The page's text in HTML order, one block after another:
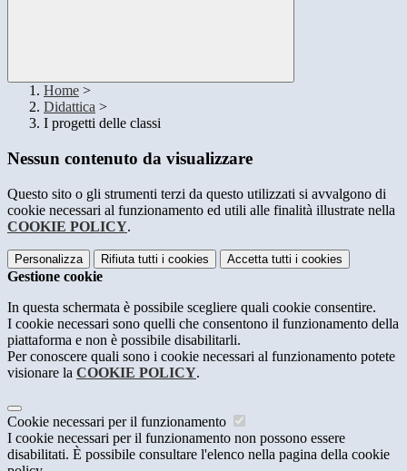
Home >
Didattica >
I progetti delle classi
Nessun contenuto da visualizzare
Questo sito o gli strumenti terzi da questo utilizzati si avvalgono di
cookie necessari al funzionamento ed utili alle finalità illustrate nella
COOKIE POLICY.
Personalizza Rifiuta tutti i cookies Accetta tutti i cookies
Gestione cookie
In questa schermata è possibile scegliere quali cookie consentire.
I cookie necessari sono quelli che consentono il funzionamento della
piattaforma e non è possibile disabilitarli.
Per conoscere quali sono i cookie necessari al funzionamento potete
visionare la COOKIE POLICY.
Cookie necessari per il funzionamento
I cookie necessari per il funzionamento non possono essere
disabilitati. È possibile consultare l'elenco nella pagina della cookie